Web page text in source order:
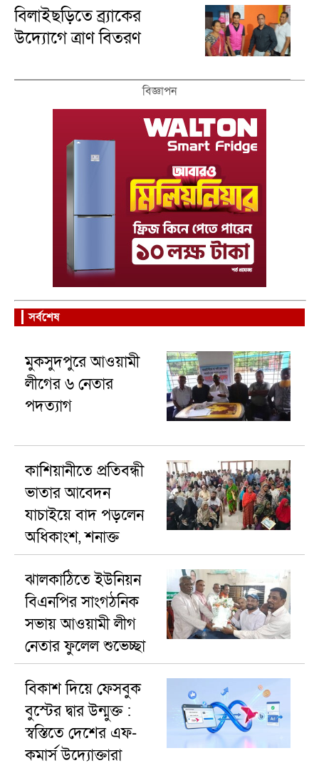
বিলাইছড়িতে ব্র্যাকের
উদ্যোগে ত্রাণ বিতরণ
বিজ্ঞাপন
সর্বশেষ
মুকসুদপুরে আওয়ামী
লীগের ৬ নেতার
পদত্যাগ
কাশিয়ানীতে প্রতিবন্ধী
ভাতার আবেদন
যাচাইয়ে বাদ পড়লেন
অধিকাংশ, শনাক্ত
শতাধিক
ঝালকাঠিতে ইউনিয়ন
বিএনপির সাংগঠনিক
সভায় আওয়ামী লীগ
নেতার ফুলেল শুভেচ্ছা
নিয়ে বিতর্ক
বিকাশ দিয়ে ফেসবুক
বুস্টের দ্বার উন্মুক্ত :
স্বস্তিতে দেশের এফ-
কমার্স উদ্যোক্তারা